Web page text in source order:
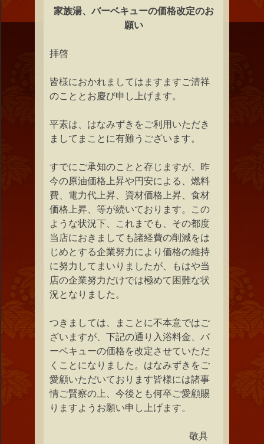
家族湯、バーベキューの価格改定のお
願い
拝啓
皆様におかれましてはますますご清祥
のこととお慶び申し上げます。
平素は、はなみずきをご利用いただき
ましてまことに有難うございます。
すでにご承知のことと存じますが、昨
今の原油価格上昇や円安による、燃料
費、電力代上昇、資材価格上昇、食材
価格上昇、等が続いております。この
ような状況下、これまでも、その都度
当店におきましても諸経費の削減をは
じめとする企業努力により価格の維持
に努力してまいりましたが、もはや当
店の企業努力だけでは極めて困難な状
況となりました。
つきましては、まことに不本意ではご
ざいますが、下記の通り入浴料金、バ
ーベキューの価格を改定させていただ
くことになりました。はなみずきをご
愛顧いただいております皆様には諸事
情ご賢察の上、今後とも何卒ご愛顧賜
りますようお願い申し上げます。
敬具